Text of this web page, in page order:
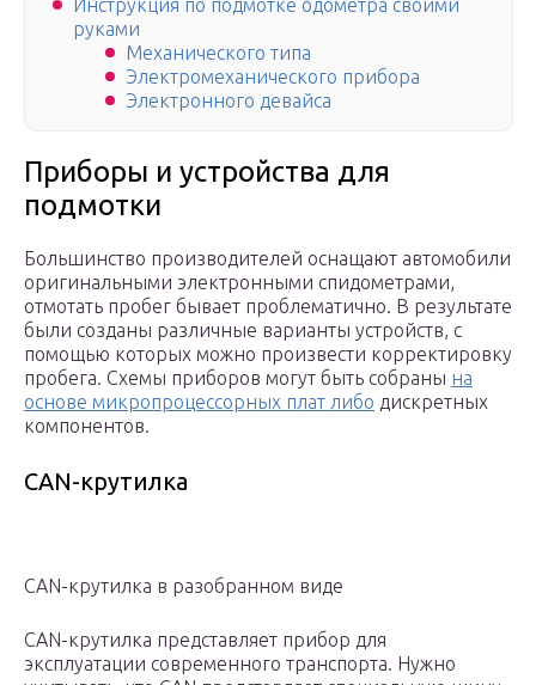
Инструкция по подмотке одометра своими
руками
Механического типа
Электромеханического прибора
Электронного девайса
Приборы и устройства для
подмотки
Большинство производителей оснащают автомобили
оригинальными электронными спидометрами,
отмотать пробег бывает проблематично. В результате
были созданы различные варианты устройств, с
помощью которых можно произвести корректировку
пробега. Схемы приборов могут быть собраны на
основе микропроцессорных плат либо дискретных
компонентов.
CAN-крутилка
CAN-крутилка в разобранном виде
CAN-крутилка представляет прибор для
эксплуатации современного транспорта. Нужно